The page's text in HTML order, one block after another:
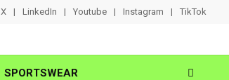
X LinkedIn Youtube Instagram TikTok
SPORTSWEAR